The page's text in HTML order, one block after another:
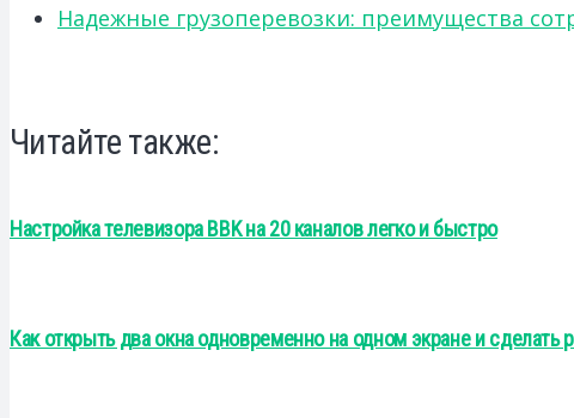
Надежные грузоперевозки: преимущества
Читайте также:
Настройка телевизора BBK на 20 каналов легко и быстро
Как открыть два окна одновременно на одном экране и сделать